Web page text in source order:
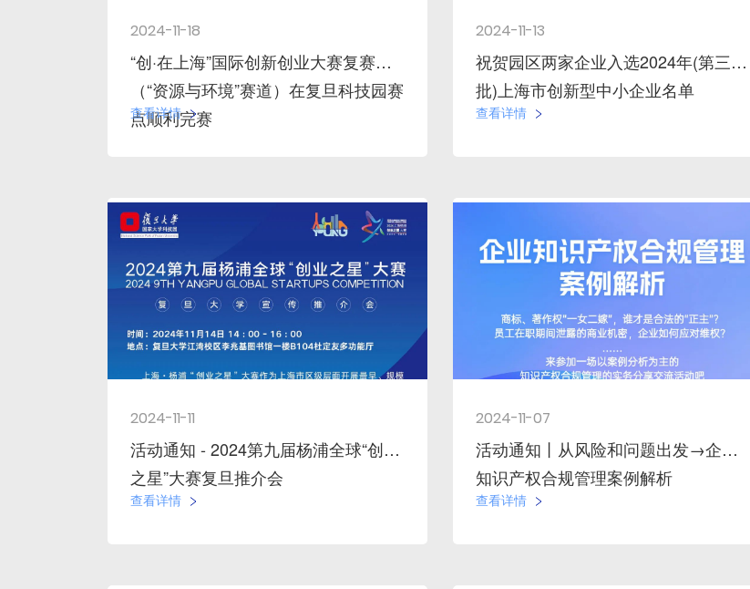
2024-11-18
“创·在上海”国际创新创业大赛复赛
（“资源与环境”赛道）在复旦科技园赛
点顺利完赛
查看详情
2024-11-13
祝贺园区两家企业入选2024年(第三
批)上海市创新型中小企业名单
查看详情
2024-11-11
活动通知 - 2024第九届杨浦全球“创业
之星”大赛复旦推介会
查看详情
2024-11-07
活动通知丨从风险和问题出发→企业
知识产权合规管理案例解析
查看详情